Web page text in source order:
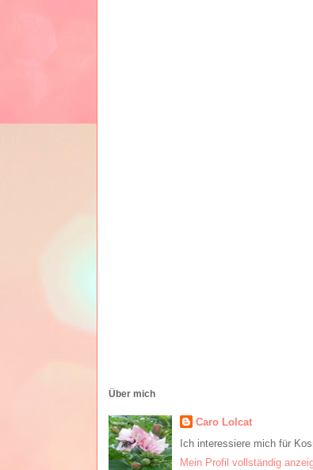
Über mich
Caro Lolcat
Ich interessiere mich für
Mein Profil vollständig